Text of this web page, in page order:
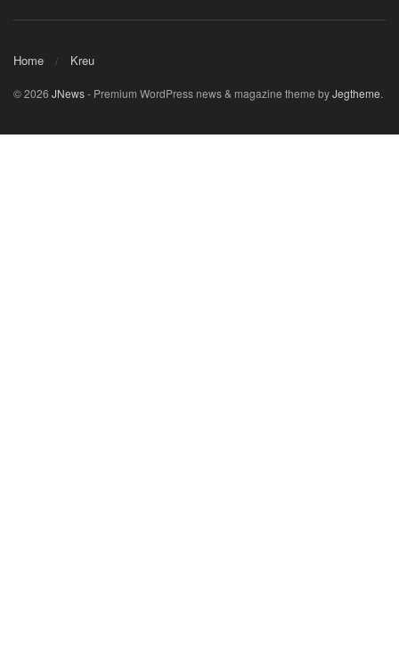
Home Kreu
© 2026 JNews- Premium WordPress news & magazine theme byJegtheme.